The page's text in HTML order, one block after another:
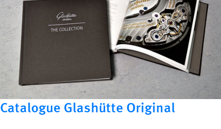
Catalogue Glashütte Original